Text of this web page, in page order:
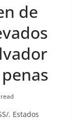
de
. Estados